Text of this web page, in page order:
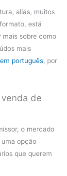
aliás, muitos
está
mais sobre como
mais
português, por
de
o mercado
opção
que querem